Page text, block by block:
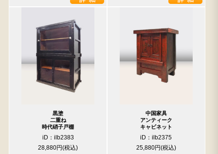
黒塗
二重ね
時代硝子戸棚
iD：ilb2383
28,880円
中国家具
アンティーク
キャビネット
iD：ilb2375
25,880円